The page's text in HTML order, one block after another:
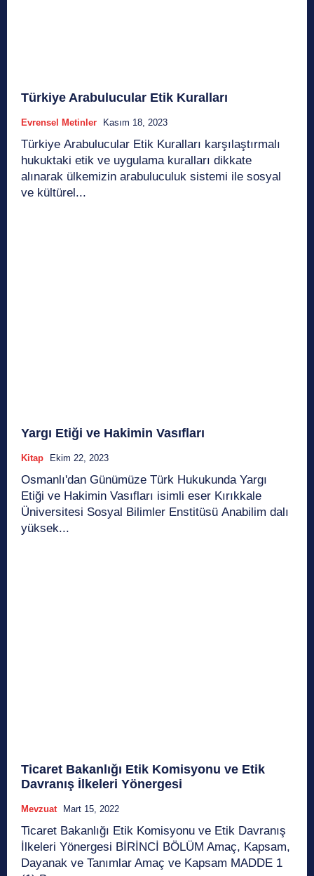
Türkiye Arabulucular Etik Kuralları
Evrensel Metinler Kasım 18, 2023
Türkiye Arabulucular Etik Kuralları karşılaştırmalı
hukuktaki etik ve uygulama kuralları dikkate
alınarak ülkemizin arabuluculuk sistemi ile sosyal
ve kültürel...
Yargı Etiği ve Hakimin Vasıfları
Kitap Ekim 22, 2023
Osmanlı'dan Günümüze Türk Hukukunda Yargı
Etiği ve Hakimin Vasıfları isimli eser Kırıkkale
Üniversitesi Sosyal Bilimler Enstitüsü Anabilim dalı
yüksek...
Ticaret Bakanlığı Etik Komisyonu ve Etik
Davranış İlkeleri Yönergesi
Mevzuat Mart 15, 2022
Ticaret Bakanlığı Etik Komisyonu ve Etik Davranış
İlkeleri Yönergesi BİRİNCİ BÖLÜM Amaç, Kapsam,
Dayanak ve Tanımlar Amaç ve Kapsam MADDE 1